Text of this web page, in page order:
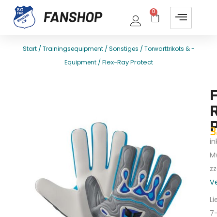
0
Start/Trainingsequipment/Sonstiges /Torwarttrikots & -
Equipment/ Flex-Ray Protect